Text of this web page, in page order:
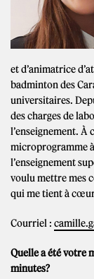
et d’animatrice
badminton des
universitaires.
des charges de
l’enseignement. À
microprogramme
l’enseignement
voulu mettre mes
qui me tient à cœur
Courriel :
Quelle a été votre
minutes?